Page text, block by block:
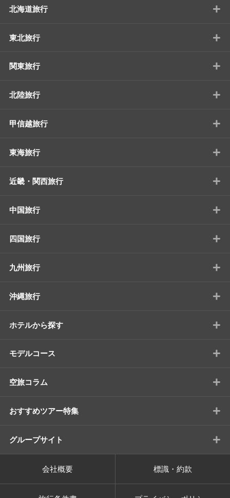
北海道旅行 +
東北旅行 +
関東旅行 +
北陸旅行 +
甲信越旅行 +
東海旅行 +
近畿・関西旅行 +
中国旅行 +
四国旅行 +
九州旅行 +
沖縄旅行 +
ホテルから探す +
モデルコース +
空旅コラム +
おすすめツアー特集 +
グループサイト +
会社概要 標識・約款